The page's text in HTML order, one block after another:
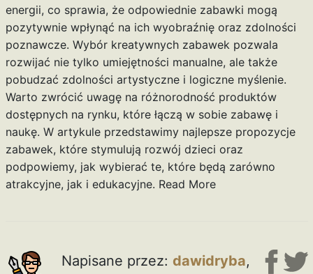
energii, co sprawia, że odpowiednie zabawki mogą
pozytywnie wpłynąć na ich wyobraźnię oraz zdolności
poznawcze. Wybór kreatywnych zabawek pozwala
rozwijać nie tylko umiejętności manualne, ale także
pobudzać zdolności artystyczne i logiczne myślenie.
Warto zwrócić uwagę na różnorodność produktów
dostępnych na rynku, które łączą w sobie zabawę i
naukę. W artykule przedstawimy najlepsze propozycje
zabawek, które stymulują rozwój dzieci oraz
podpowiemy, jak wybierać te, które będą zarówno
atrakcyjne, jak i edukacyjne. Read More
Napisane przez: dawidryba,